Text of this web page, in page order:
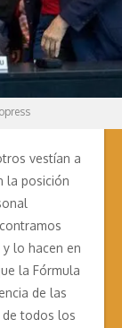
vestían a
la posición
lo hacen en
la Fórmula
de las
todos los